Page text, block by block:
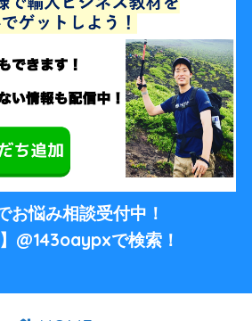
お悩み相談受付中！
】@143oaypxで検索！